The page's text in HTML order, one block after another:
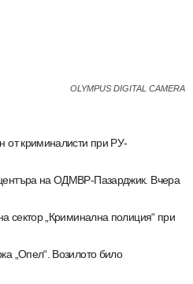
OLYMPUS DIGITAL CAMERA
от криминалисти при РУ-
на ОДМВР-Пазарджик. Вчера
сектор „Криминална полиция“ при
„Опел“. Возилото било